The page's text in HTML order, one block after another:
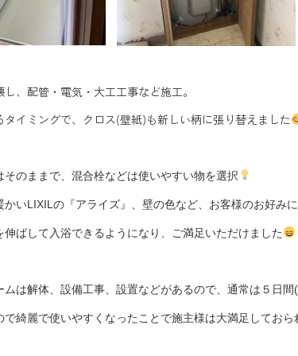
、配管・電気・大工工事など施工。
タイミングで、クロス(壁紙)も新しい柄に張り替えました
そのままで、混合栓などは使いやすい物を選択
かいLIXILの『アライズ』、壁の色など、お客様のお好み
伸ばして入浴できるようになり、ご満足いただけました
ムは解体、設備工事、設置などがあるので、通常は５日
で綺麗で使いやすくなったことで施主様は大満足しておら